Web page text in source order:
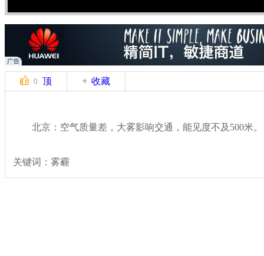
0 顶 收藏
北京：空气质量差，大雾影响交通，能见度不及500米。
关键词：雾霾